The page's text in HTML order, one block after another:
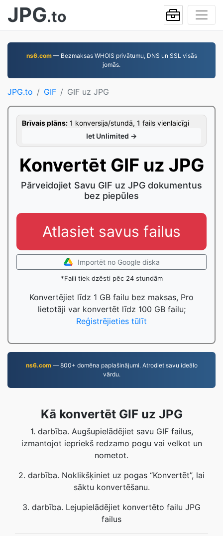
JPG.to
ns6.com— Bezmaksas WHOIS privātumu, DNS un SSL visās
jomās.
JPG.to GIF GIF uz JPG
Brīvais plāns: 1 konversija/stundā, 1 fails vienlaicīgi
Iet Unlimited →
Konvertēt GIF uz JPG
Pārveidojiet Savu GIF uz JPG dokumentus
bez piepūles
Atlasiet savus failus
Importēt no Google diska
*Faili tiek dzēsti pēc 24 stundām
Konvertējiet līdz 1 GB failu bez maksas, Pro
lietotāji var konvertēt līdz 100 GB failu;
Reģistrējieties tūlīt
ns6.com— 800+ domēna paplašinājumi. Atrodiet savu ideālo
vārdu.
Kā konvertēt GIF uz JPG
1. darbība. Augšupielādējiet savu GIF failus,
izmantojot iepriekš redzamo pogu vai velkot un
nometot.
2. darbība. Noklikšķiniet uz pogas “Konvertēt”, lai
sāktu konvertēšanu.
3. darbība. Lejupielādējiet konvertēto failu JPG
failus